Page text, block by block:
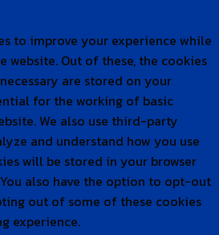
essential for the website
cookies ensure basic
features of the website,
DESCRIPTION
months
This cookie is set by GDPR
Cookie Consent plugin. The
cookie is used to store the